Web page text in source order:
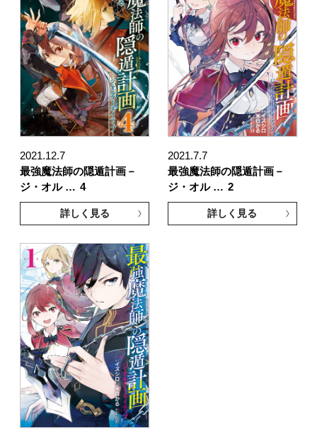
2021.12.7
最強魔法師の隠遁計画－
ジ・オル … 4
詳しく見る
2021.7.7
最強魔法師の隠遁計画－
ジ・オル … 2
詳しく見る